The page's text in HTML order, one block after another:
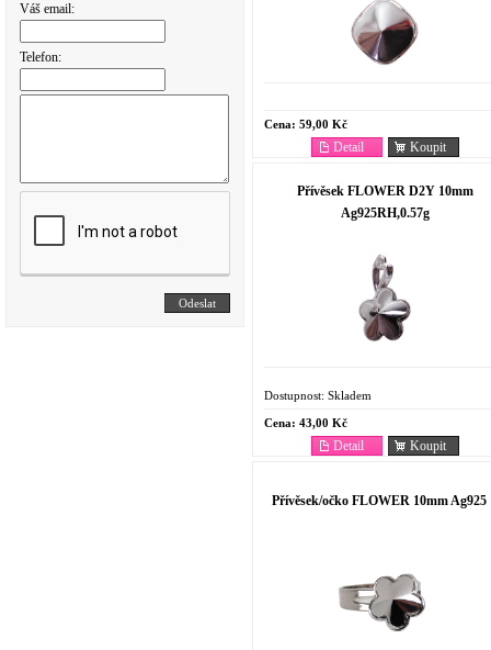
Váš email:
Telefon:
Cena: 59,00 Kč
Koupit
Detail
Přívěsek FLOWER D2Y 10mm
Ag925RH,0.57g
Dostupnost: Skladem
Cena: 43,00 Kč
Koupit
Detail
Přívěsek/očko FLOWER 10mm Ag925